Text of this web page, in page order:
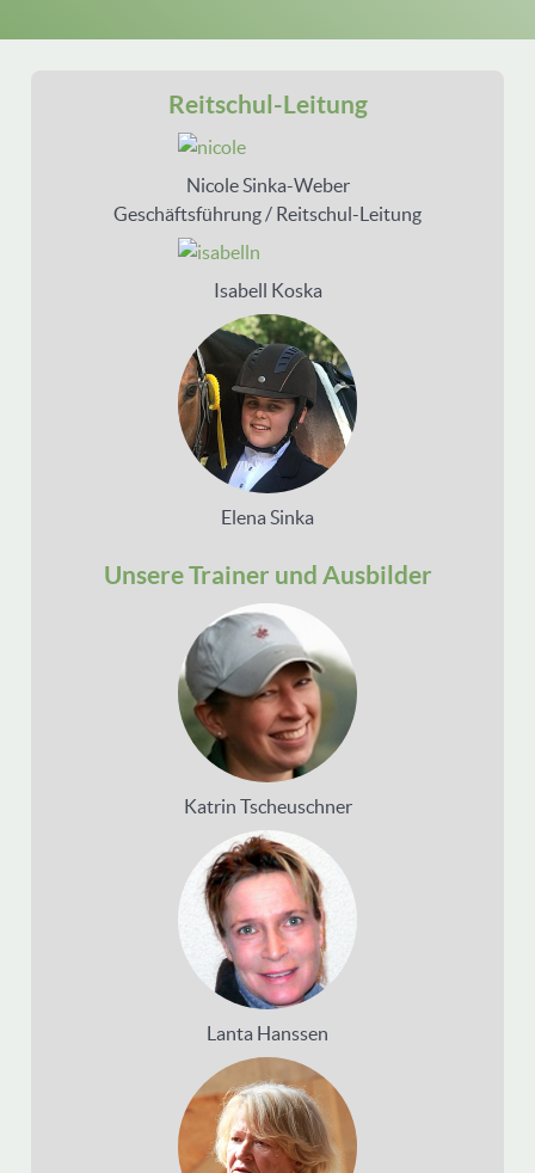
Reitschul-Leitung
Nicole Sinka-Weber
Geschäftsführung / Reitschul-Leitung
Isabell Koska
Elena Sinka
Unsere Trainer und Ausbilder
Katrin Tscheuschner
Lanta Hanssen